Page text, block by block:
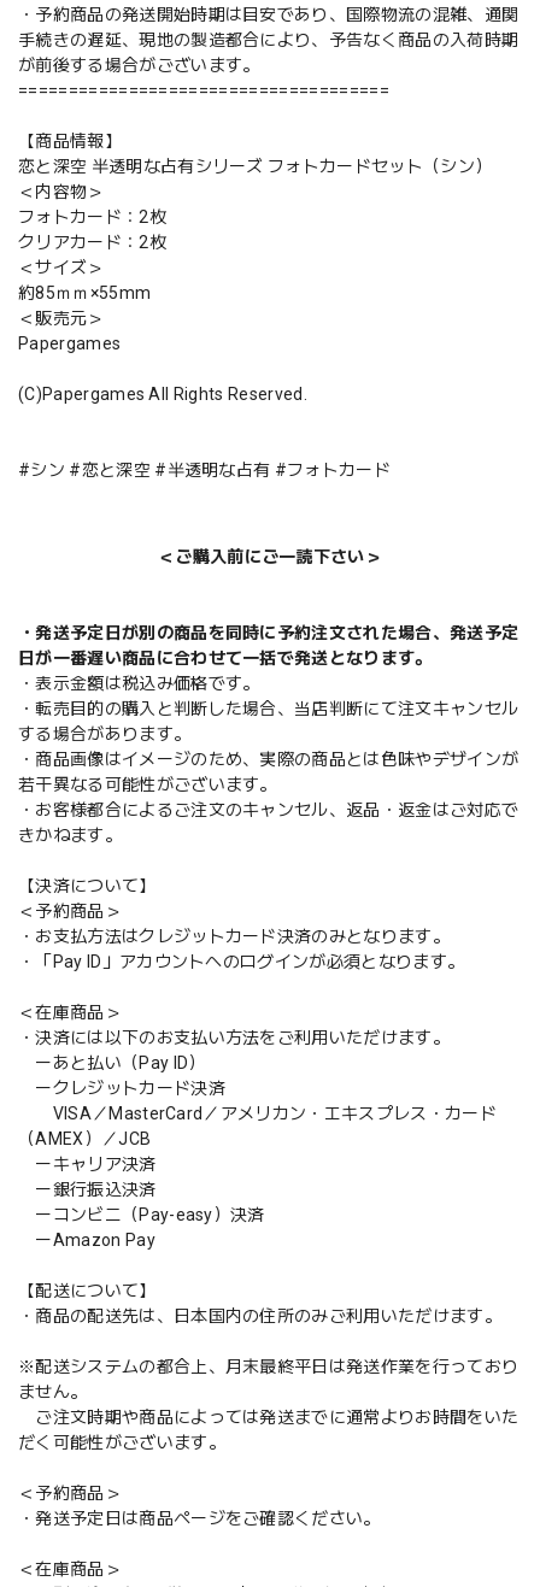
・予約商品の発送開始時期は目安であり、国際物流の混雑、通関
手続きの遅延、現地の製造都合により、予告なく商品の入荷時期
が前後する場合がございます。
=====================================
【商品情報】
恋と深空 半透明な占有シリーズ フォトカードセット（シン）
＜内容物＞
フォトカード：2枚
クリアカード：2枚
＜サイズ＞
約85ｍｍ×55mm
＜販売元＞
Papergames
(C)Papergames All Rights Reserved.
#シン #恋と深空 #半透明な占有 #フォトカード
＜ご購入前にご一読下さい＞
・発送予定日が別の商品を同時に予約注文された場合、発送予定
日が一番遅い商品に合わせて一括で発送となります。
・表示金額は税込み価格です。
・転売目的の購入と判断した場合、当店判断にて注文キャンセル
する場合があります。
・商品画像はイメージのため、実際の商品とは色味やデザインが
若干異なる可能性がございます。
・お客様都合によるご注文のキャンセル、返品・返金はご対応で
きかねます。
【決済について】
＜予約商品＞
・お支払方法はクレジットカード決済のみとなります。
・「Pay ID」アカウントへのログインが必須となります。
＜在庫商品＞
・決済には以下のお支払い方法をご利用いただけます。
ーあと払い（Pay ID）
ークレジットカード決済
VISA／MasterCard／アメリカン・エキスプレス・カード
（AMEX）／JCB
ーキャリア決済
ー銀行振込決済
ーコンビニ（Pay-easy）決済
ーAmazon Pay
【配送について】
・商品の配送先は、日本国内の住所のみご利用いただけます。
※配送システムの都合上、月末最終平日は発送作業を行っており
ません。
ご注文時期や商品によっては発送までに通常よりお時間をいた
だく可能性がございます。
＜予約商品＞
・発送予定日は商品ページをご確認ください。
＜在庫商品＞